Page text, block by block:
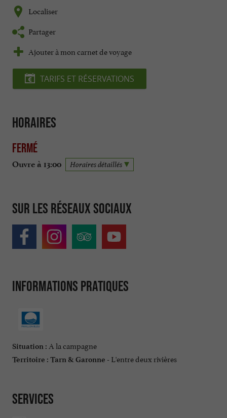
Localiser
Partager
Ajouter à mon carnet de voyage
TARIFS ET RÉSERVATIONS
Horaires
Fermé
Ouvre à 13:00 Horaires détaillés
Sur les réseaux sociaux
Informations pratiques
Situation : A la campagne
Territoire : Tarn & Garonne - L'entre deux rivières
Services